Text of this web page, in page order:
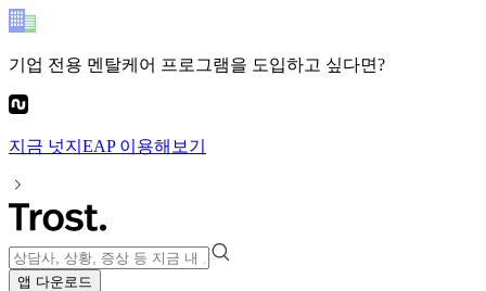
기업 전용 멘탈케어 프로그램을 도입하고 싶다면?
지금 넛지EAP이용해보기
앱 다운로드